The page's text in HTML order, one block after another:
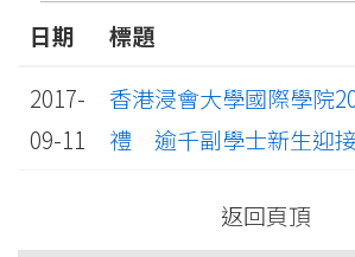
日期
標題
2017-
09-11
香港浸會大學國際學院
禮 逾千副學士新生迎
返回頁頂